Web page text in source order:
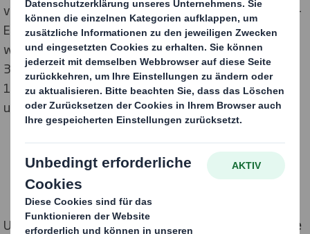
versammelt jährlich die Unternehmer, Macher und Top-
Entscheider aus E-Commerce und digitaler Handels-
welt. Am 3. + 4. Juli 2018 trafen sich in Berlin knapp
3.000 Teilnehmer, 108 Aussteller und Sponsoren und
125 Speaker (u. a. von Zalando, Amazon, MISTER SPEX
und AMORELIE).
Unter demMotto „DS Smith – Ihr Partner für innovative